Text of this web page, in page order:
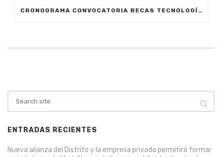
CRONOGRAMA CONVOCATORIA BECAS TECNOLOGÍAS
ENTRADAS RECIENTES
Nueva alianza del Distrito y la empresa privada permitirá formar